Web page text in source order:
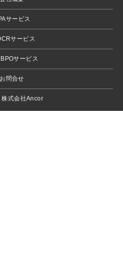
サービス
サービス
サービス
お問合せ
式会社Ancor